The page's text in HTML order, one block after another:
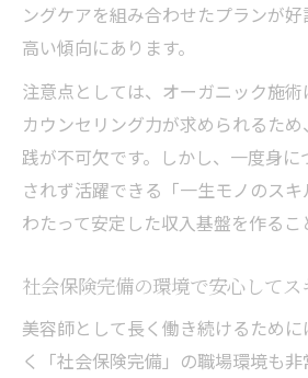
ングケアを組み合わせたプランが
高い傾向にあります。
注意点としては、オーガニック施術
カウンセリング力が求められるた
践が不可欠です。しかし、一度身
されず活躍できる「一生モノのス
わたって安定した収入基盤を作るこ
社会保険完備の環境で安心してス
美容師として長く働き続けるため
く「社会保険完備」の職場環境も